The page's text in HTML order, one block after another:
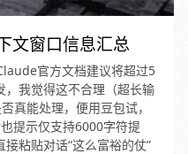
文窗口信息汇总
官方文档建议将超过5
，我觉得这不合理（超长输
真能处理，便用豆包试，
提示仅支持6000字符提
粘贴对话“这么富裕的仗”